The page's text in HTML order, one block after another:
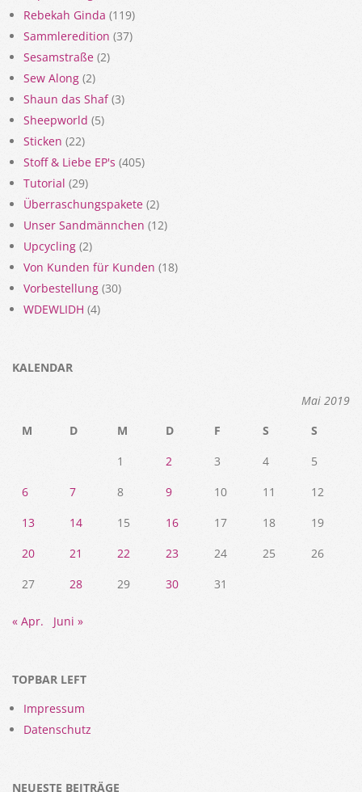
Rebekah Ginda (119)
Sammleredition (37)
Sesamstraße (2)
Sew Along (2)
Shaun das Shaf(3)
Sheepworld (5)
Sticken (22)
Stoff & Liebe EP's (405)
Tutorial (29)
Überraschungspakete (2)
Unser Sandmännchen (12)
Upcycling (2)
Von Kunden für Kunden (18)
Vorbestellung (30)
WDEWLIDH (4)
KALENDAR
Mai 2019
M
D M D F S
S
1
2 3 4
5
6
7 8 9 10 11
12
13
14 15 16 17 18
19
20
21 22 23 24 25
26
27
28 29 30 31
« Apr. Juni »
TOPBAR LEFT
Impressum
Datenschutz
NEUESTE BEITRÄGE